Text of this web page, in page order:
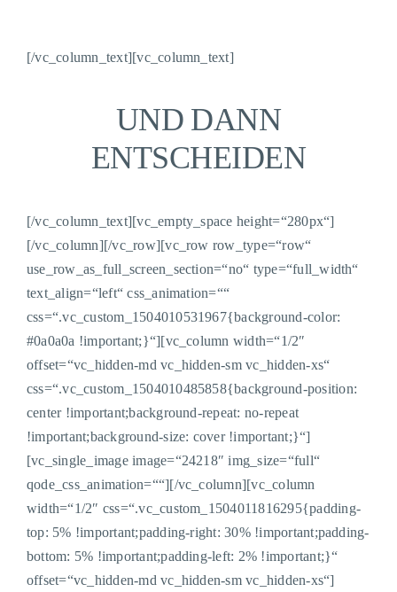
[/vc_column_text][vc_column_text]
UND DANN
ENTSCHEIDEN
[/vc_column_text][vc_empty_space height=“280px“]
[/vc_column][/vc_row][vc_row row_type=“row“
use_row_as_full_screen_section=“no“ type=“full_width“
text_align=“left“ css_animation=““
css=“.vc_custom_1504010531967{background-color:
#0a0a0a !important;}“][vc_column width=“1/2″
offset=“vc_hidden-md vc_hidden-sm vc_hidden-xs“
css=“.vc_custom_1504010485858{background-position:
center !important;background-repeat: no-repeat
!important;background-size: cover !important;}“]
[vc_single_image image=“24218″ img_size=“full“
qode_css_animation=““][/vc_column][vc_column
width=“1/2″ css=“.vc_custom_1504011816295{padding-
top: 5% !important;padding-right: 30% !important;padding-
bottom: 5% !important;padding-left: 2% !important;}“
offset=“vc_hidden-md vc_hidden-sm vc_hidden-xs“]